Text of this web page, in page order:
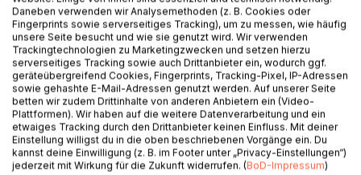
den Hauptteil dieser Arbeit. Dabei erfolgt eine
Beschränkung auf die beschaffungsrelevanten Bereiche
(Lieferantenauswahl, Preisfindung, Rechnungs- und
Zahlungsabwicklung) eines Unternehmens.
Zunächst wird deshalb untersucht, aus welchen
Teilprozessen die gesamte FSC besteht. Darauf folgend
wird auf Grundlage der Aufgabengebiete der Beschaffung
ein FSC-Sollprozeß entwickelt, der unter den
Einflußbereich der Beschaffung fällt. Auf Basis dieses
Sollprozesses findet anschließend die Untersuchung von
Daneben verwenden wir Analysemethoden (z. B. Cookies oder
Fingerprints sowie serverseitiges Tracking), um zu messen, wie häufig
unsere Seite besucht und wie sie genutzt wird. Wir verwenden
Trackingtechnologien zu Marketingzwecken und setzen hierzu
serverseitiges Tracking sowie auch Drittanbieter ein, wodurch ggf.
geräteübergreifend Cookies, Fingerprints, Tracking-Pixel, IP-Adressen
sowie gehashte E-Mail-Adressen genutzt werden. Auf unserer Seite
betten wir zudem Drittinhalte von anderen Anbietern ein (Video-
Plattformen). Wir haben auf die weitere Datenverarbeitung und ein
etwaiges Tracking durch den Drittanbieter keinen Einfluss. Mit deiner
Einstellung willigst du in die oben beschriebenen Vorgänge ein. Du
kannst deine Einwilligung (z. B. im Footer unter „Privacy-Einstellungen“)
jederzeit mit Wirkung für die Zukunft widerrufen. (BoD-Impressum)